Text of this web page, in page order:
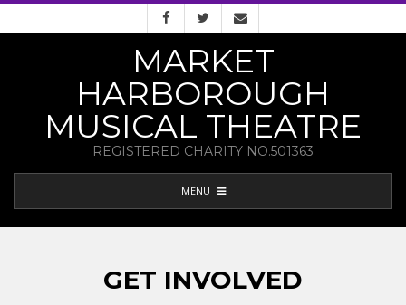
MARKET
HARBOROUGH
MUSICAL THEATRE
REGISTERED CHARITY NO.501363
NAVIGATION
MENU
GET INVOLVED